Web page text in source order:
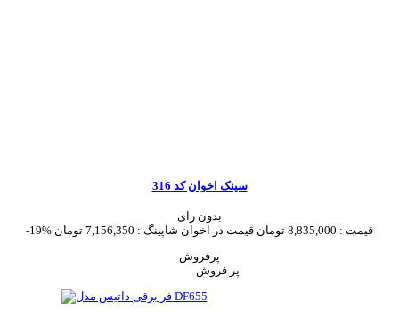
سینک اخوان کد 316
بدون رای
-19%
قیمت : 8,835,000 تومان قیمت در اخوان شاپینگ : 7,156,350 تومان
پرفروش